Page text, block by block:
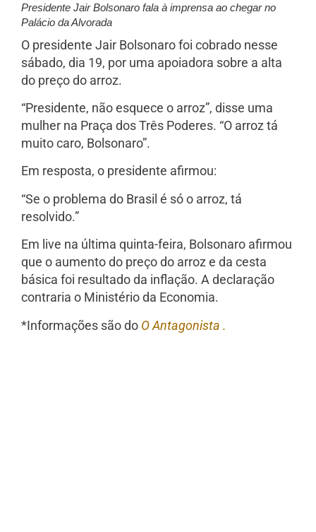
Presidente Jair Bolsonaro fala à imprensa ao chegar no
Palácio da Alvorada
O presidente Jair Bolsonaro foi cobrado nesse
sábado, dia 19, por uma apoiadora sobre a alta
do preço do arroz.
“Presidente, não esquece o arroz”, disse uma
mulher na Praça dos Três Poderes. “O arroz tá
muito caro, Bolsonaro”.
Em resposta, o presidente afirmou:
“Se o problema do Brasil é só o arroz, tá
resolvido.”
Em live na última quinta-feira, Bolsonaro afirmou
que o aumento do preço do arroz e da cesta
básica foi resultado da inflação. A declaração
contraria o Ministério da Economia.
*Informações são do O Antagonista .